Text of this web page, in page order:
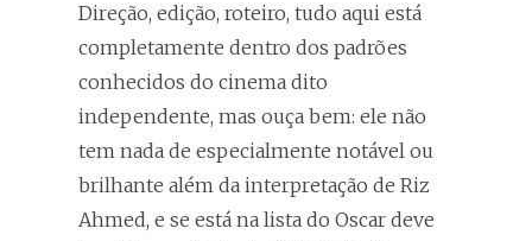
Direção, edição, roteiro, tudo aqui está
completamente dentro dos padrões
conhecidos do cinema dito
independente, mas ouça bem: ele não
tem nada de especialmente notável ou
brilhante além da interpretação de Riz
Ahmed, e se está na lista do Oscar deve